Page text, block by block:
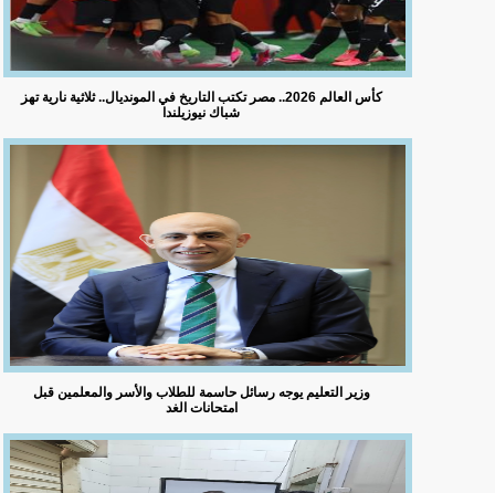
كأس العالم 2026.. مصر تكتب التاريخ في المونديال.. ثلاثية نارية تهز
شباك نيوزيلندا
وزير التعليم يوجه رسائل حاسمة للطلاب والأسر والمعلمين قبل
امتحانات الغد